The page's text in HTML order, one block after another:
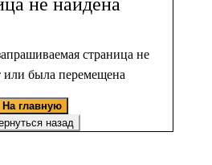
страница не
или была перемещена
На главную
назад